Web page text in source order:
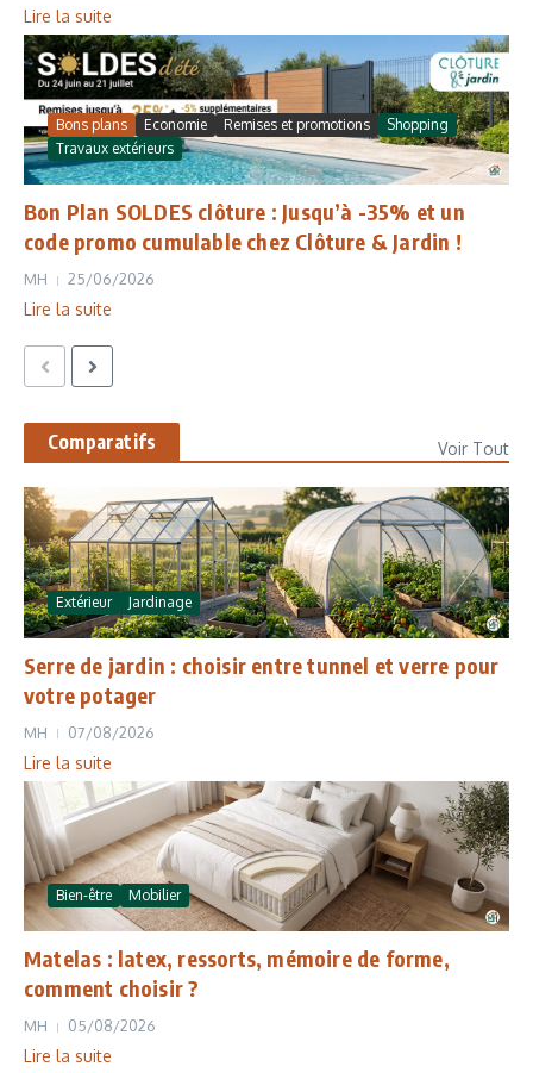
Lire la suite
Bons plans Economie Remises et promotions
Shopping
Travaux extérieurs
Bon Plan SOLDES clôture : Jusqu’à -35% et un
code promo cumulable chez Clôture & Jardin !
MH 25/06/2026
Lire la suite
Comparatifs Voir Tout
Extérieur Jardinage
Serre de jardin : choisir entre tunnel et verre pour
votre potager
MH 07/08/2026
Lire la suite
Bien-être Mobilier
Matelas : latex, ressorts, mémoire de forme,
comment choisir ?
MH 05/08/2026
Lire la suite